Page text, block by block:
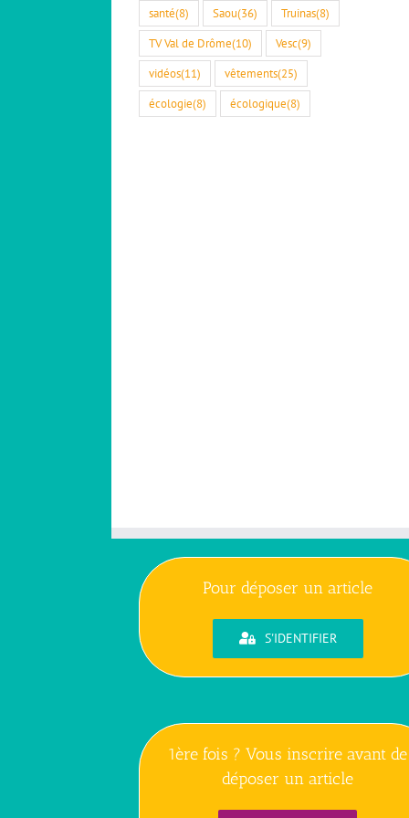
santé(8) Saou(36) Truinas(8)
TV Val de Drôme(10) Vesc(9)
vidéos(11) vêtements(25)
écologie(8) écologique(8)
Pour déposer un article
S'IDENTIFIER
1ère fois ? Vous inscrire avant de
déposer un article